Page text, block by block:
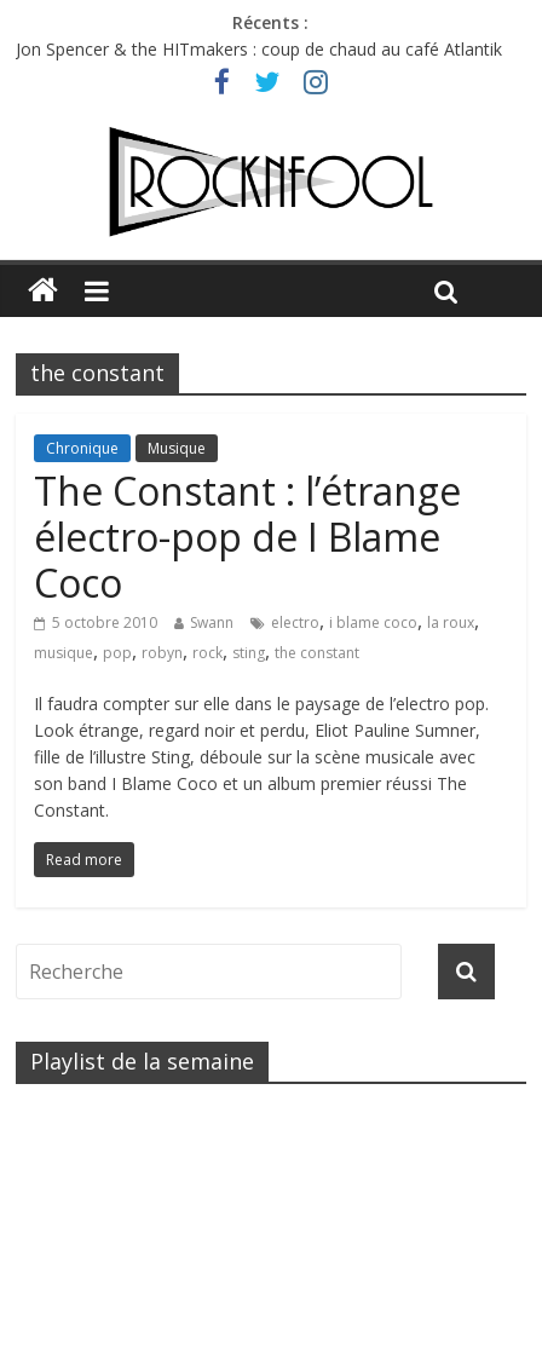
Récents :
Jon Spencer & the HITmakers : coup de chaud au café Atlantik
Hellfest 2026 vendredi : température et émotions en hausse
Hellfest 2026 jeudi : impossible de choisir entre chaleur et bonne
Première édition du Midgard Festival : entre bière, métal et
Charlie Puth à l’Olympia : la leçon de pop du Professeur Puth
the constant
Chronique Musique
The Constant : l’étrange
électro-pop de I Blame
Coco
5 octobre 2010 Swann electro, i blame coco, la roux,
musique, pop, robyn, rock, sting,the constant
Il faudra compter sur elle dans le paysage de l’electro pop.
Look étrange, regard noir et perdu, Eliot Pauline Sumner,
fille de l’illustre Sting, déboule sur la scène musicale avec
son band I Blame Coco et un album premier réussi The
Constant.
Read more
Playlist de la semaine